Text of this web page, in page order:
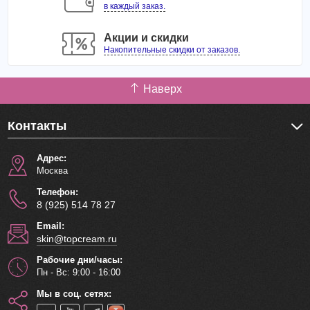
в каждый заказ.
Акции и скидки
Накопительные скидки от заказов.
Наверх
Контакты
Адрес:
Москва
Телефон:
8 (925) 514 78 27
Email:
skin@topcream.ru
Рабочие дни/часы:
Пн - Вс: 9:00 - 16:00
Мы в соц. сетях: